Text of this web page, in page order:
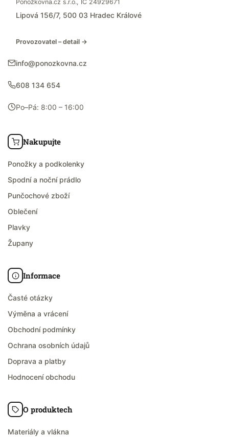
Ponožkovna.cz s.r.o., IČ 24929671
Lipová 156/7, 500 03 Hradec Králové
Provozovatel – detail →
info@ponozkovna.cz
608 134 654
Po–Pá: 8:00 – 16:00
Nakupujte
Ponožky a podkolenky
Spodní a noční prádlo
Punčochové zboží
Oblečení
Plavky
Župany
Informace
Časté otázky
Výměna a vrácení
Obchodní podmínky
Ochrana osobních údajů
Doprava a platby
Hodnocení obchodu
O produktech
Materiály a vlákna